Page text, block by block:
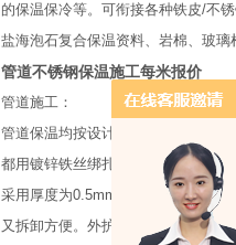
的保温保冷等。可衔接各种铁皮/不
盐海泡石复合保温资料、岩棉、玻璃
管道不锈钢保温施工每米报价
管道施工：
管道保温均按设计的材质及保温厚
都用镀锌铁丝绑扎，每块保温材料
采用厚度为0.5mm的铝合金板。金
又拆卸方便。外护固定采用抽芯铝